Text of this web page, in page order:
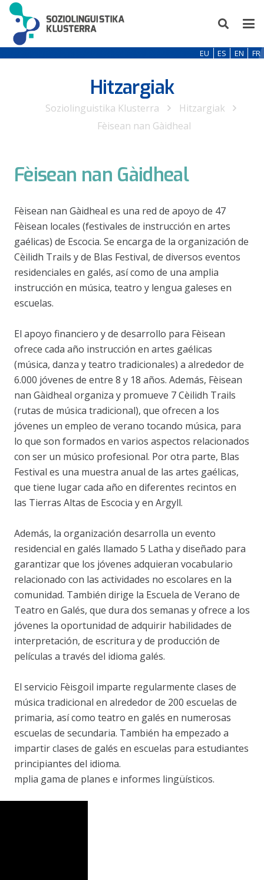
EU ES EN FR
Hitzargiak
Soziolinguistika Klusterra
Hitzargiak
Fèisean nan Gàidheal
Fèisean nan Gàidheal
Fèisean nan Gàidheal es una red de apoyo de 47
Fèisean locales (festivales de instrucción en artes
gaélicas) de Escocia. Se encarga de la organización de
Cèilidh Trails y de Blas Festival, de diversos eventos
residenciales en galés, así como de una amplia
instrucción en música, teatro y lengua galeses en
escuelas.
El apoyo financiero y de desarrollo para Fèisean
ofrece cada año instrucción en artes gaélicas
(música, danza y teatro tradicionales) a alrededor de
6.000 jóvenes de entre 8 y 18 años. Además, Fèisean
nan Gàidheal organiza y promueve 7 Cèilidh Trails
(rutas de música tradicional), que ofrecen a los
jóvenes un empleo de verano tocando música, para
lo que son formados en varios aspectos relacionados
con ser un músico profesional. Por otra parte, Blas
Festival es una muestra anual de las artes gaélicas,
que tiene lugar cada año en diferentes recintos en
las Tierras Altas de Escocia y en Argyll.
Además, la organización desarrolla un evento
residencial en galés llamado 5 Latha y diseñado para
garantizar que los jóvenes adquieran vocabulario
relacionado con las actividades no escolares en la
comunidad. También dirige la Escuela de Verano de
Teatro en Galés, que dura dos semanas y ofrece a los
jóvenes la oportunidad de adquirir habilidades de
interpretación, de escritura y de producción de
películas a través del idioma galés.
El servicio Fèisgoil imparte regularmente clases de
música tradicional en alrededor de 200 escuelas de
primaria, así como teatro en galés en numerosas
escuelas de secundaria. También ha empezado a
impartir clases de galés en escuelas para estudiantes
principiantes del idioma.
mplia gama de planes e informes lingüísticos.